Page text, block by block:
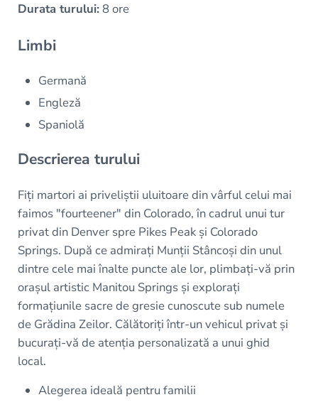
Durata turului:8 ore
Limbi
Germană
Engleză
Spaniolă
Descrierea turului
Fiți martori ai priveliștii uluitoare din vârful celui mai
faimos "fourteener" din Colorado, în cadrul unui tur
privat din Denver spre Pikes Peak și Colorado
Springs. După ce admirați Munții Stâncoși din unul
dintre cele mai înalte puncte ale lor, plimbați-vă prin
orașul artistic Manitou Springs și explorați
formațiunile sacre de gresie cunoscute sub numele
de Grădina Zeilor. Călătoriți într-un vehicul privat și
bucurați-vă de atenția personalizată a unui ghid
local.
Alegerea ideală pentru familii